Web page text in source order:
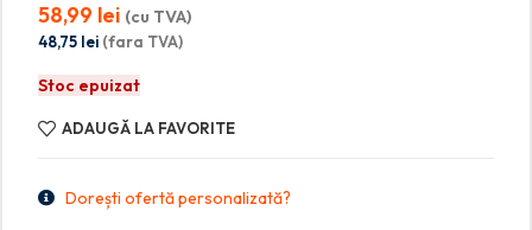
58,99 lei (cu TVA)
48,75 lei (fara TVA)
Stoc epuizat
ADAUGĂ LA FAVORITE
Dorești ofertă personalizată?